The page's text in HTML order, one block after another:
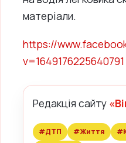
матеріали.
https://
v=1649176225640791
Редакція сайту
#ДТП #Життя